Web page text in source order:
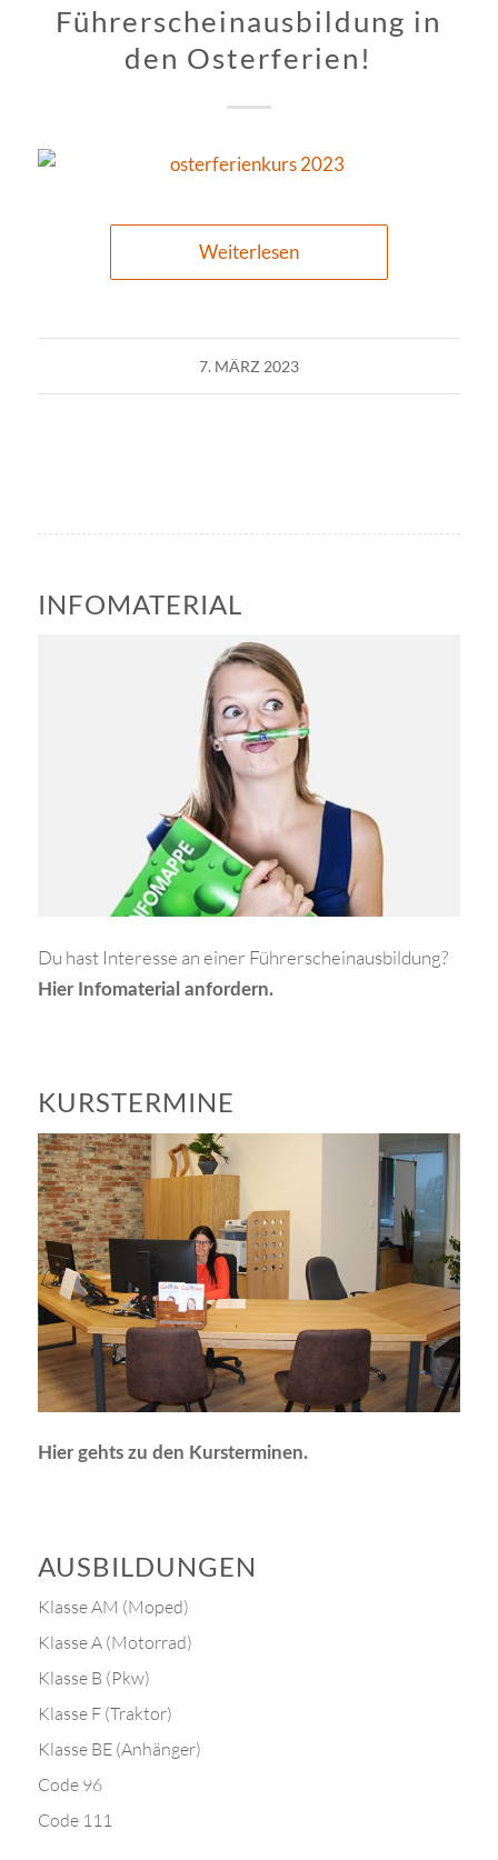
Führerscheinausbildung in
den Osterferien!
Weiterlesen
7. MÄRZ 2023
INFOMATERIAL
Du hast Interesse an einer Führerscheinausbildung?
Hier Infomaterial anfordern.
KURSTERMINE
Hier gehts zu den Kursterminen.
AUSBILDUNGEN
Klasse AM (Moped)
Klasse A (Motorrad)
Klasse B (Pkw)
Klasse F (Traktor)
Klasse BE (Anhänger)
Code 96
Code 111